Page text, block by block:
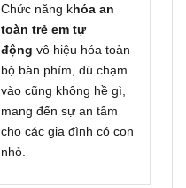
Chức năng khóa an
toàn trẻ em tự
động vô hiệu hóa toàn
bộ bàn phím, dù chạm
vào cũng không hề gì,
mang đến sự an tâm
cho các gia đình có con
nhỏ.